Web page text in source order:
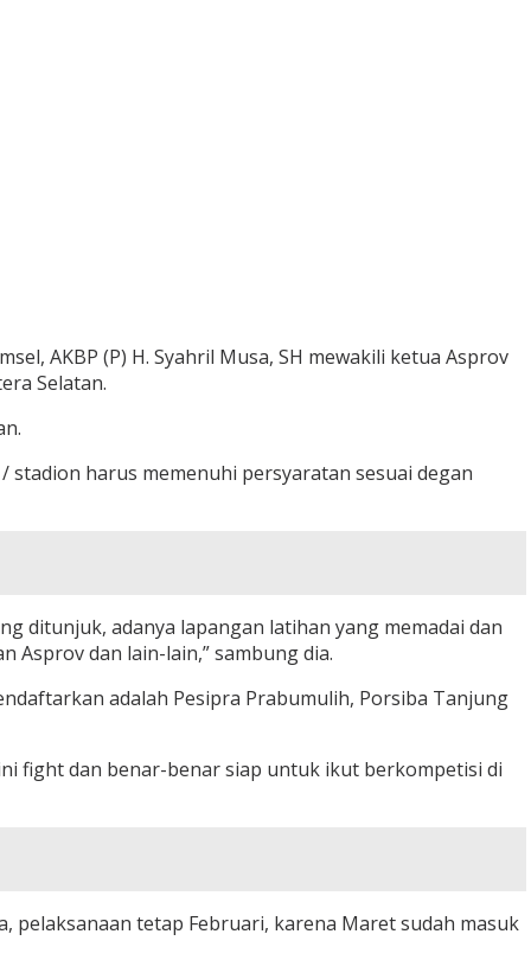
AKBP (P) H. Syahril Musa, SH mewakili ketua Asprov
Selatan.
harus memenuhi persyaratan sesuai degan
ditunjuk, adanya lapangan latihan yang memadai dan
Asprov dan lain-lain,” sambung dia.
adalah Pesipra Prabumulih, Porsiba Tanjung
fight dan benar-benar siap untuk ikut berkompetisi di
pelaksanaan tetap Februari, karena Maret sudah masuk